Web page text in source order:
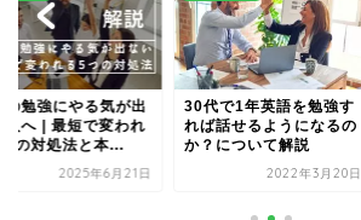
の勉強にやる気が出
人へ | 最短で変われ
の対処法と本...
2025年6月21日
30代で1年英語を勉強す
れば話せるようになるの
か？について解説
2022年3月20日